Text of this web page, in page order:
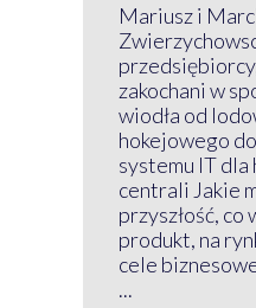
Mariusz i
zakochani w
wiodła od
hokejowego
systemu IT dla
centrali Jakie
przyszłość, co
produkt, na
cele
...